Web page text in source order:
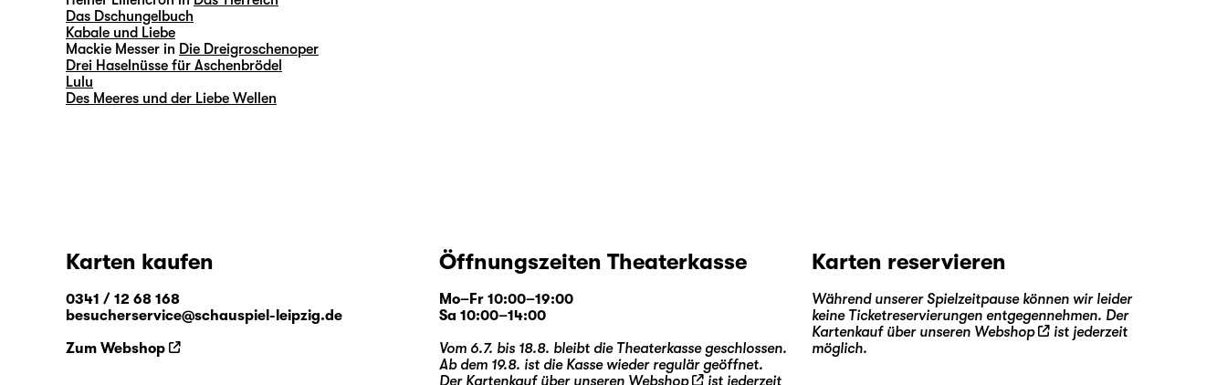
Das Dschungelbuch
Kabale und Liebe
Mackie Messer in Die Dreigroschenoper
Drei Haselnüsse für Aschenbrödel
Lulu
Des Meeres und der Liebe Wellen
Karten kaufen
0341 / 12 68 168
besucherservice@schauspiel-leipzig.de
Zum Webshop
Öffnungszeiten Theaterkasse
Mo–Fr 10:00–19:00
Sa 10:00–14:00
Vom 6.7. bis 18.8. bleibt die Theaterkasse geschlossen.
Ab dem 19.8. ist die Kasse wieder regulär geöffnet.
Der Kartenkauf über unseren Webshop ist jederzeit
Karten reservieren
Während unserer Spielzeitpause können wir leider
keine Ticketreservierungen entgegennehmen. Der
Kartenkauf über unseren Webshop
ist jederzeit
möglich.